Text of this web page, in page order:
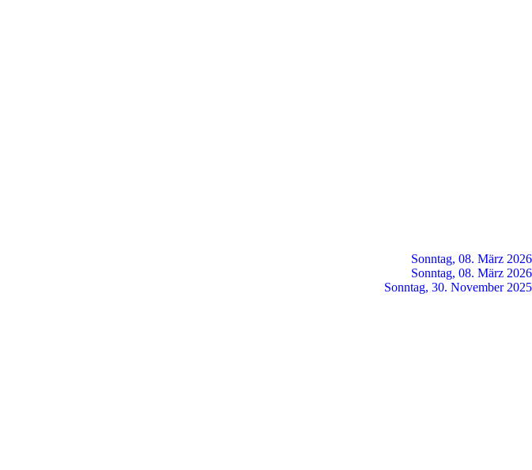
Sonntag, 08. März 2026
Sonntag, 08. März 2026
Sonntag, 30. November 2025